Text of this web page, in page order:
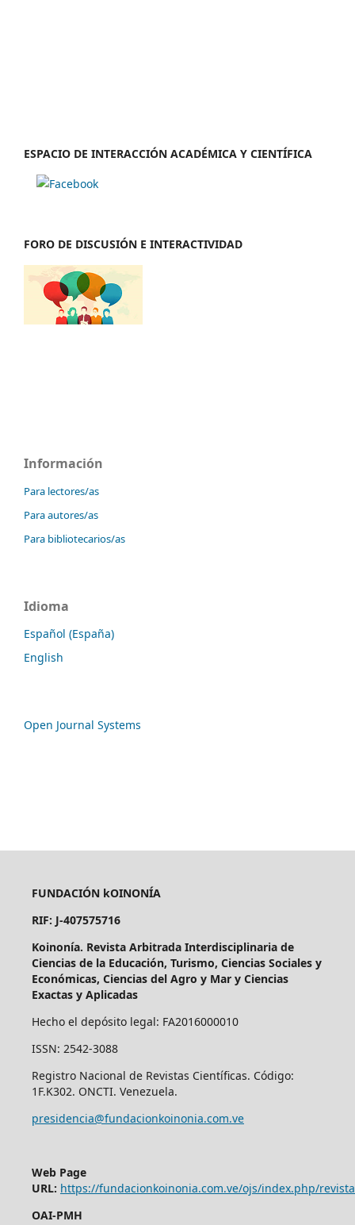
ESPACIO DE INTERACCIÓN ACADÉMICA Y CIENTÍFICA
FORO DE DISCUSIÓN E INTERACTIVIDAD
Información
Para lectores/as
Para autores/as
Para bibliotecarios/as
Idioma
Español (España)
English
Open Journal Systems
FUNDACIÓN kOINONÍA
RIF: J-407575716
Koinonía. Revista Arbitrada Interdisciplinaria de
Ciencias de la Educación, Turismo, Ciencias Sociales y
Económicas, Ciencias del Agro y Mar y Ciencias
Exactas y Aplicadas
Hecho el depósito legal: FA2016000010
ISSN: 2542-3088
Registro Nacional de Revistas Científicas. Código:
1F.K302. ONCTI. Venezuela.
presidencia@fundacionkoinonia.com.ve
Web Page
URL: https://fundacionkoinonia.com.ve/ojs/index.php/
OAI-PMH